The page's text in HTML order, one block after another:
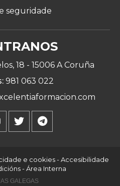
seguridade
18 - 15006 A Coruña
981 063 022
e cookies-Accesibilidade
-Área Interna
GALEGAS